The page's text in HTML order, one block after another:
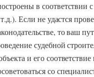
в соответствии с
Если не удастся
то ваш
судебной
и его
со